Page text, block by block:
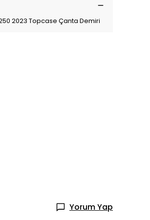
2023 Topcase Çanta Demiri
Yorum Yap